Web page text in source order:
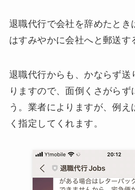
退職代行で会社を辞めたとき
はすみやかに会社へと郵送す
退職代行からも、かならず送
りますので、面倒くさがらず
う。業者によりますが、例
く指定してくれます。